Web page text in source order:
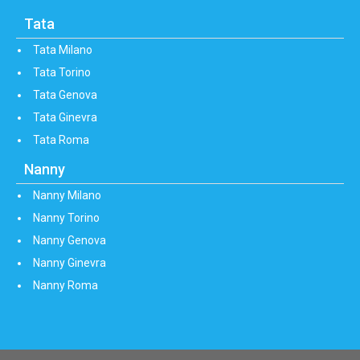
Tata
Tata Milano
Tata Torino
Tata Genova
Tata Ginevra
Tata Roma
Nanny
Nanny Milano
Nanny Torino
Nanny Genova
Nanny Ginevra
Nanny Roma